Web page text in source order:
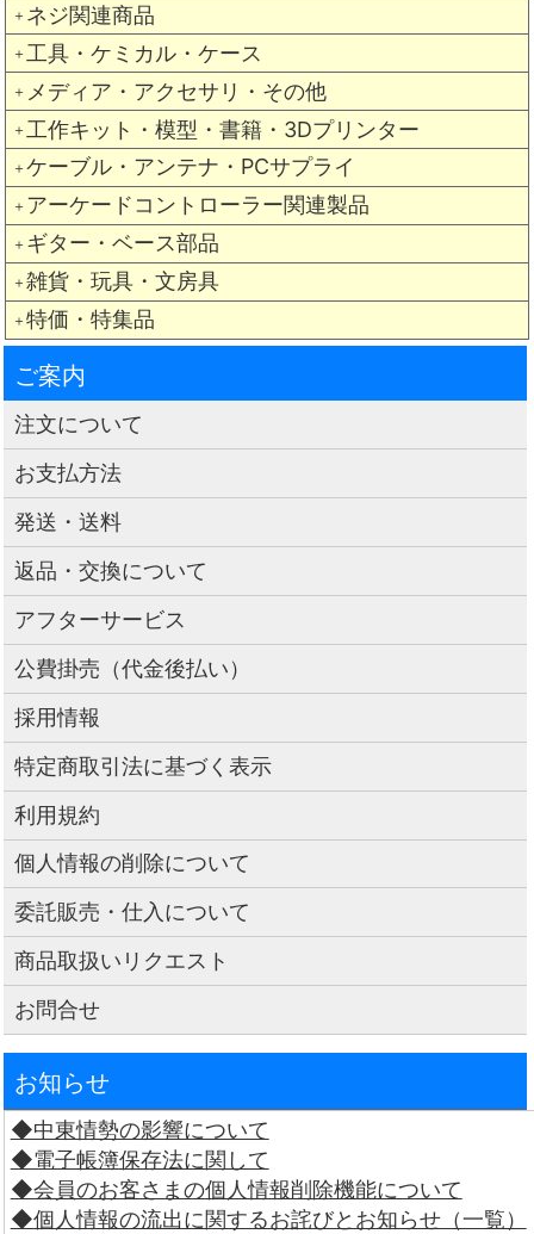
＋ ネジ関連商品
＋ 工具・ケミカル・ケース
＋ メディア・アクセサリ・その他
＋ 工作キット・模型・書籍・3Dプリンター
＋ ケーブル・アンテナ・PCサプライ
＋ アーケードコントローラー関連製品
＋ ギター・ベース部品
＋ 雑貨・玩具・文房具
＋ 特価・特集品
ご案内
注文について
お支払方法
発送・送料
返品・交換について
アフターサービス
公費掛売（代金後払い）
採用情報
特定商取引法に基づく表示
利用規約
個人情報の削除について
委託販売・仕入について
商品取扱いリクエスト
お問合せ
お知らせ
◆中東情勢の影響について
◆電子帳簿保存法に関して
◆会員のお客さまの個人情報削除機能について
◆個人情報の流出に関するお詫びとお知らせ（一覧）